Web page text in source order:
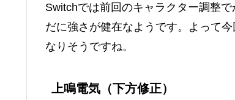
Switchでは前回のキャラクター調整
だに強さが健在なようです。よって
なりそうですね。
上鳴電気（下方修正）